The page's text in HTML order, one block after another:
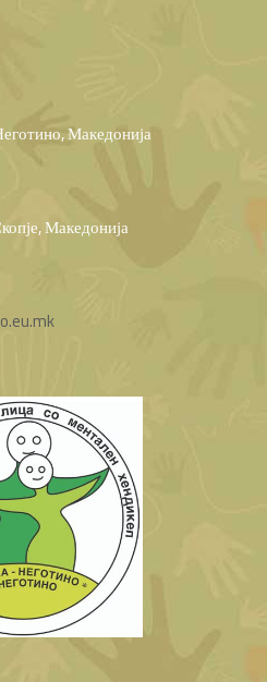
Македонија
Македонија